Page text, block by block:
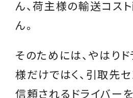
ん、荷主様の輸送コス
ん。
そのためには、やはり
様だけではく、引取先
信頼されるドライバー